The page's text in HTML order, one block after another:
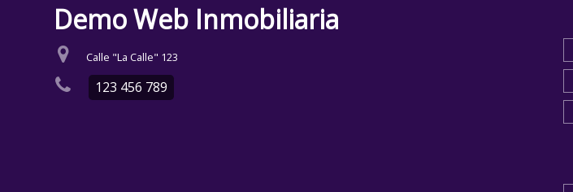
Demo Web Inmobiliaria
Calle "La Calle" 123
123 456 789